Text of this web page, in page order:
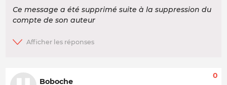
Ce message a été supprimé suite à la suppression du
compte de son auteur
Boboche
0